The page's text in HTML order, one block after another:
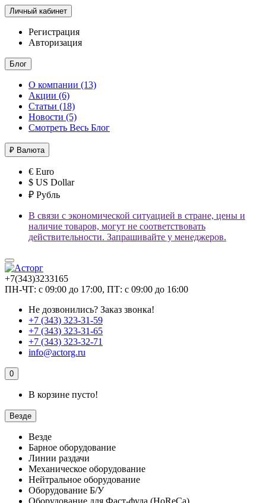
Личный кабинет
Регистрация
Авторизация
Блог
О компании (13)
Акции (6)
Статьи (18)
Новости (5)
Смотреть Весь Блог
₽ Валюта
€ Euro
$ US Dollar
₽ Рубль
В связи с экономической ситуацией в стране, цены и
наличие товаров, могут не соответствовать
действительности. Запрашивайте у менеджеров.
+7(343)3233165
ПН-ЧТ: с 09:00 до 17:00, ПТ: с 09:00 до 16:00
Не дозвонились? Заказ звонка!
+7 (343) 323-31-59
+7 (343) 323-31-65
+7 (343) 323-32-71
info@actorg.ru
0
В корзине пусто!
Везде
Везде
Барное оборудование
Линии раздачи
Механическое оборудование
Нейтральное оборудование
Оборудование Б/У
Оборудование для Фаст-фуда (HoReCa)